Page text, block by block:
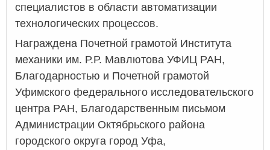
специалистов в области автоматизации
технологических процессов.
Награждена Почетной грамотой Института
механики им. Р.Р. Мавлютова УФИЦ РАН,
Благодарностью и Почетной грамотой
Уфимского федерального исследовательского
центра РАН, Благодарственным письмом
Администрации Октябрьского района
городского округа город Уфа,